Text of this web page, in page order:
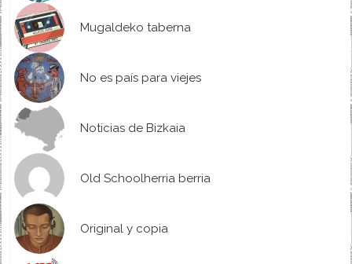
Mugaldeko taberna
No es país para viejes
Noticias de Bizkaia
Old Schoolherria berria
Original y copia